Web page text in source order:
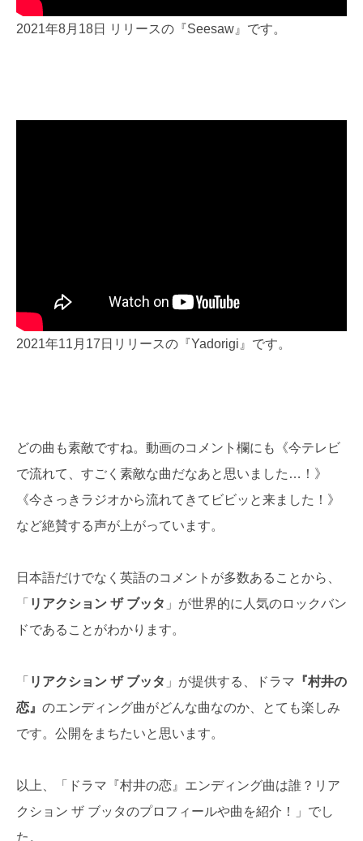
2021年8月18日 リリースの『Seesaw』です。
2021年11月17日リリースの『Yadorigi』です。
どの曲も素敵ですね。動画のコメント欄にも《今テレビ
で流れて、すごく素敵な曲だなあと思いました…！》
《今さっきラジオから流れてきてビビッと来ました！》
など絶賛する声が上がっています。
日本語だけでなく英語のコメントが多数あることから、
「 リアクション ザ ブッタ 」が世界的に人気のロックバン
ドであることがわかります。
「 リアクション ザ ブッタ 」が提供する、ドラマ 『村井の
恋』 のエンディング曲がどんな曲なのか、とても楽しみ
です。公開をまちたいと思います。
以上、「ドラマ『村井の恋』エンディング曲は誰？リア
クション ザ ブッタのプロフィールや曲を紹介！」でし
た。